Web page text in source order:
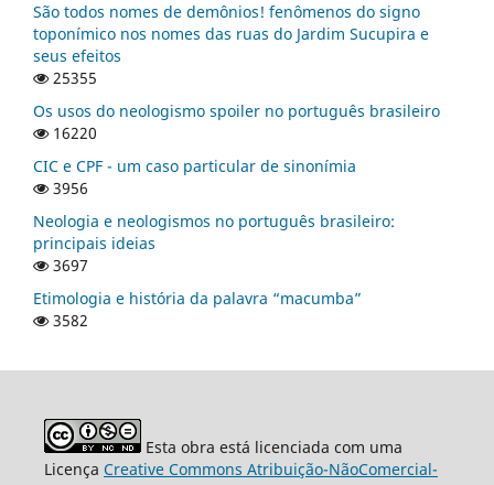
São todos nomes de demônios! fenômenos do signo
toponímico nos nomes das ruas do Jardim Sucupira e
seus efeitos
25355
Os usos do neologismo spoiler no português brasileiro
16220
CIC e CPF - um caso particular de sinonímia
3956
Neologia e neologismos no português brasileiro:
principais ideias
3697
Etimologia e história da palavra “macumba”
3582
Esta obra está licenciada com uma
Licença Creative Commons Atribuição-NãoComercial-